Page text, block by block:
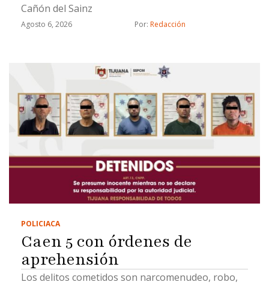
Cañón del Sainz
Agosto 6, 2026 Por: Redacción
POLICIACA
Caen 5 con órdenes de
aprehensión
Los delitos cometidos son narcomenudeo, robo,